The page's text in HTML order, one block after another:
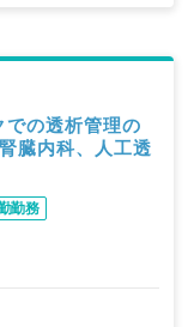
での透析管理の
臓内科、人工透
勤務